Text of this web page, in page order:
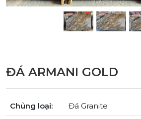
ĐÁ ARMANI GOLD
Chủng loại:
Đá Granite